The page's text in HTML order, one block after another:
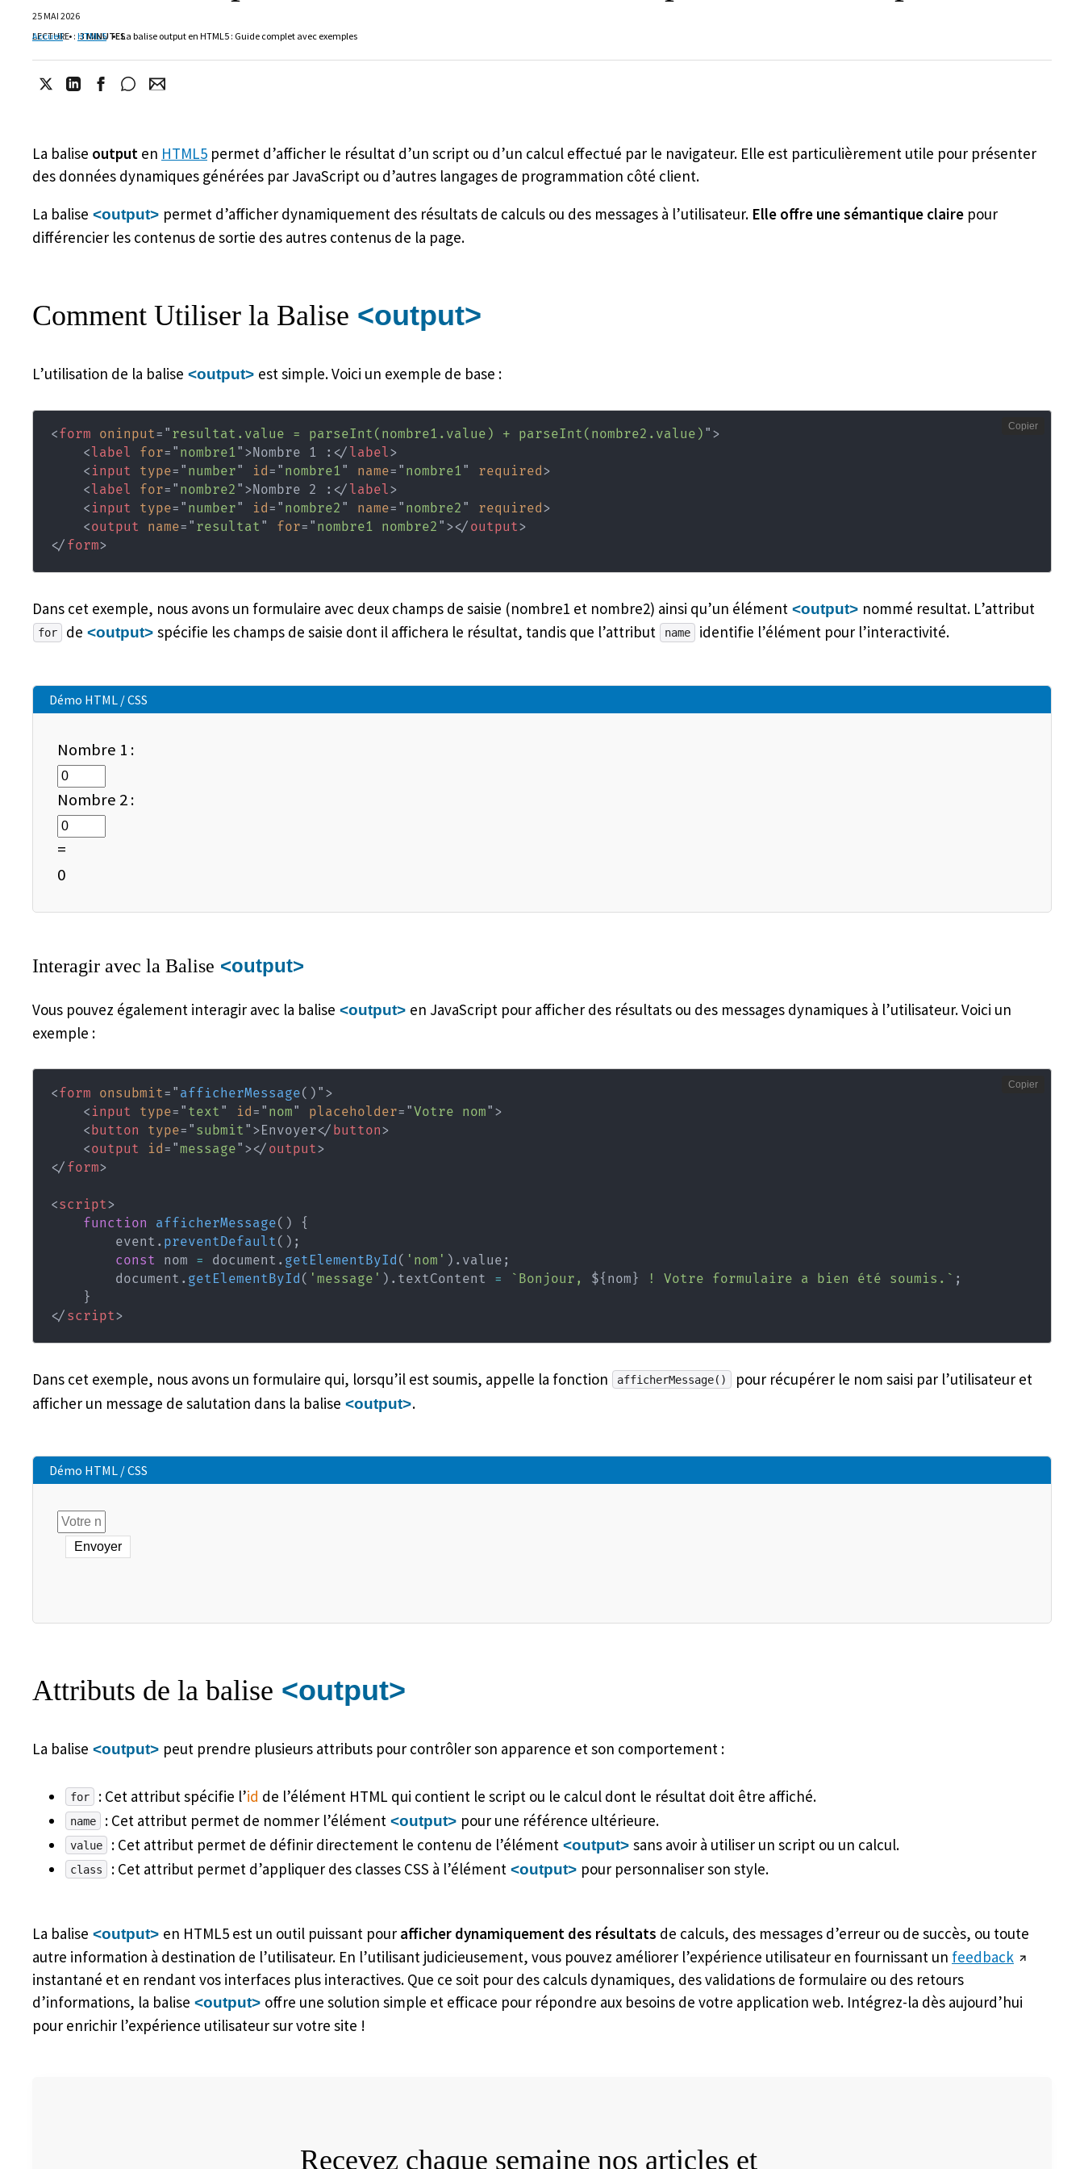
25 MAI 2026
LECTURE : 3 MINUTES
Accueil • HTML5 • La balise output en HTML5 : Guide complet avec exemples
La balise output en HTML5 permet d’afficher le résultat d’un script ou d’un calcul effectué par le navigateur. Elle est particulièrement utile pour présenter
des données dynamiques générées par JavaScript ou d’autres langages de programmation côté client.
La balise <output> permet d’afficher dynamiquement des résultats de calculs ou des messages à l’utilisateur. Elle offre une sémantique claire pour
différencier les contenus de sortie des autres contenus de la page.
Comment Utiliser la Balise <output>
L’utilisation de la balise <output> est simple. Voici un exemple de base :
<form oninput= " resultat.value = parseInt(nombre1.value) + parseInt(nombre2.value) " >
< label for= " nombre1" >Nombre 1 : </ label>
< input type= " number" id= " nombre1" name= " nombre1" required>
< label for= " nombre2 " >Nombre 2 : </ label>
< input type= " number" id= " nombre2 " name= " nombre2 " required>
<output name= " resultat " for= " nombre1 nombre2 " > </ output>
</ form>
Copier
Dans cet exemple, nous avons un formulaire avec deux champs de saisie (nombre1 et nombre2) ainsi qu’un élément <output> nommé resultat. L’attribut
for de <output> spécifie les champs de saisie dont il affichera le résultat, tandis que l’attribut name identifie l’élément pour l’interactivité.
Nombre 1 :
Nombre 2 :
=
0
Interagir avec la Balise <output>
Vous pouvez également interagir avec la balise <output> en JavaScript pour afficher des résultats ou des messages dynamiques à l’utilisateur. Voici un
exemple :
<form onsubmit= " afficherMessage( ) " >
< input type= " text " id = " nom" placeholder= "Votre nom" >
< button type= " submit " > Envoyer</ button>
<output id = "message" > </ output>
</ form>
<script>
function
afficherMessage( )
{
        event
. preventDefault ( ) ;
const nom = document . getElementById ( 'nom' ) . value ;
        document
. getElementById ( 'message' ) . textContent = ` Bonjour, ${ nom } ! Votre formulaire a bien été soumis. ` ;
}
</ script>
Copier
Dans cet exemple, nous avons un formulaire qui, lorsqu’il est soumis, appelle la fonction afficherMessage()
pour récupérer le nom saisi par l’utilisateur et
afficher un message de salutation dans la balise <output>.
Envoyer
Attributs de la balise <output>
La balise <output> peut prendre plusieurs attributs pour contrôler son apparence et son comportement :
for : Cet attribut spécifie l’id de l’élément HTML qui contient le script ou le calcul dont le résultat doit être affiché.
name : Cet attribut permet de nommer l’élément <output> pour une référence ultérieure.
value : Cet attribut permet de définir directement le contenu de l’élément <output> sans avoir à utiliser un script ou un calcul.
class : Cet attribut permet d’appliquer des classes CSS à l’élément <output> pour personnaliser son style.
La balise <output> en HTML5 est un outil puissant pour afficher dynamiquement des résultats de calculs, des messages d’erreur ou de succès, ou toute
autre information à destination de l’utilisateur. En l’utilisant judicieusement, vous pouvez améliorer l’expérience utilisateur en fournissant un feedback
instantané et en rendant vos interfaces plus interactives. Que ce soit pour des calculs dynamiques, des validations de formulaire ou des retours
d’informations, la balise <output> offre une solution simple et efficace pour répondre aux besoins de votre application web. Intégrez-la dès aujourd’hui
pour enrichir l’expérience utilisateur sur votre site !
Recevez chaque semaine nos articles et